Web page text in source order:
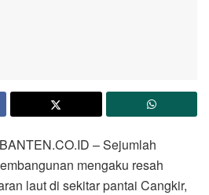
– Sejumlah
mengaku resah
laut di sekitar pantai Cangkir,